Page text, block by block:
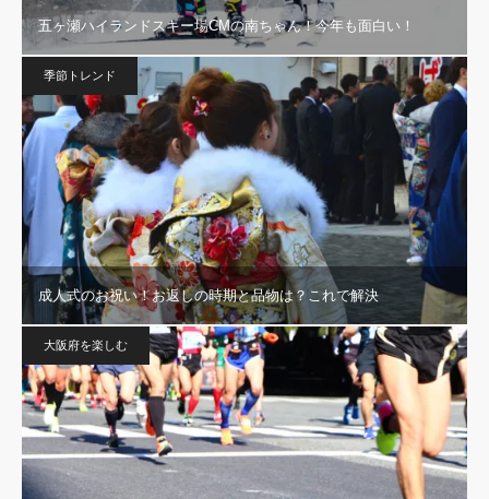
五ヶ瀬ハイランドスキー場CMの南ちゃん！今年も面白い！
季節トレンド
成人式のお祝い！お返しの時期と品物は？これで解決
大阪府を楽しむ